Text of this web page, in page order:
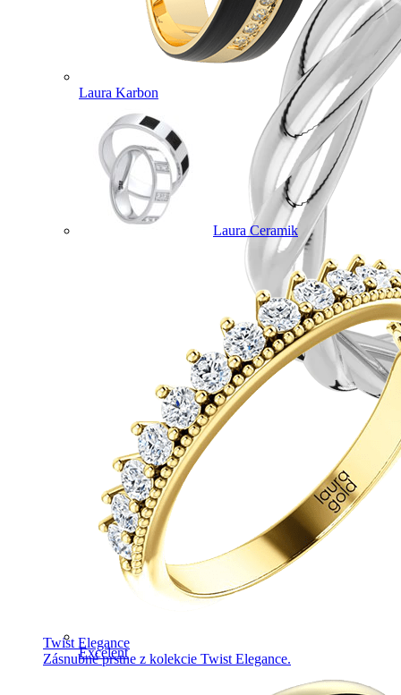
Twist Elegance
Zásnubné prstne z kolekcie Twist Elegance.
Laura Karbon
Laura Ceramik
Excelent